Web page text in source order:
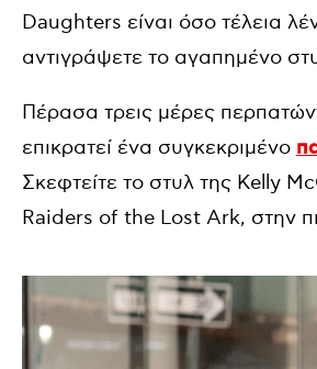
Daughters είναι όσο τέλεια
αντιγράψετε το αγαπημένο
Πέρασα τρεις μέρες
επικρατεί ένα συγκεκριμένο
Σκεφτείτε το στυλ της Kelly
Raiders of the Lost Ark, στην